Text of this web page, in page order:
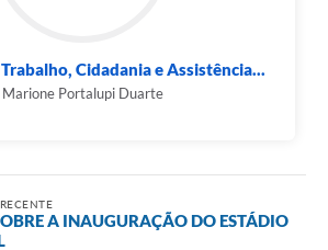
Cidadania e Assistência...
Marione Portalupi Duarte
A INAUGURAÇÃO DO ESTÁDIO